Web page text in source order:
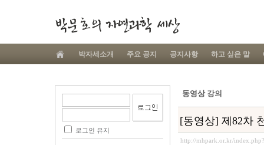
박자세소개 주요 공지 공지사항 하고 싶은 말
로그인 유지
동영상 강의
[동영상] 제82차
http://mhpark.or.kr/